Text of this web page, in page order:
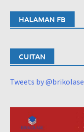
HALAMAN FB
CUITAN
Tweets by @brikolase